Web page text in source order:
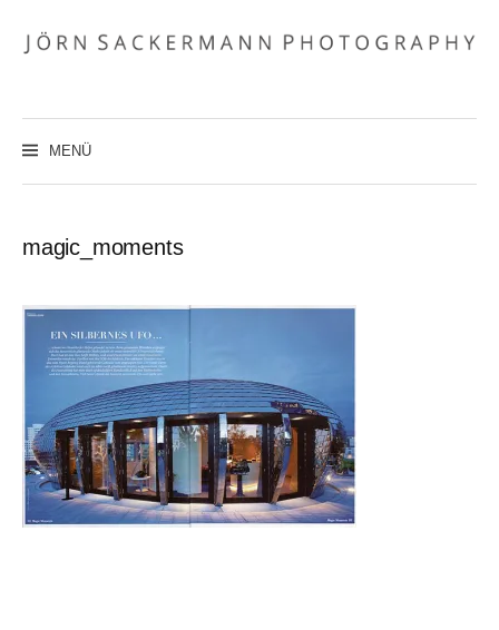
Inhalt
überspringen
MENÜ
magic_moments